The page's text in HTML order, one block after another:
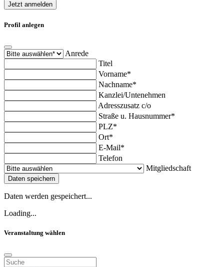
Jetzt anmelden
Profil anlegen
Anrede
Titel
Vorname*
Nachname*
Kanzlei/Untenehmen
Adresszusatz c/o
Straße u. Hausnummer*
PLZ*
Ort*
E-Mail*
Telefon
Mitgliedschaft
Daten speichern
Daten werden gespeichert...
Loading...
Veranstaltung wählen